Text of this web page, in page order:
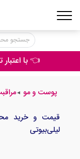
👈 مراقبت تخصصی
پوست و مو ◄
قیمت و خرید
لیلی‌بیوتی